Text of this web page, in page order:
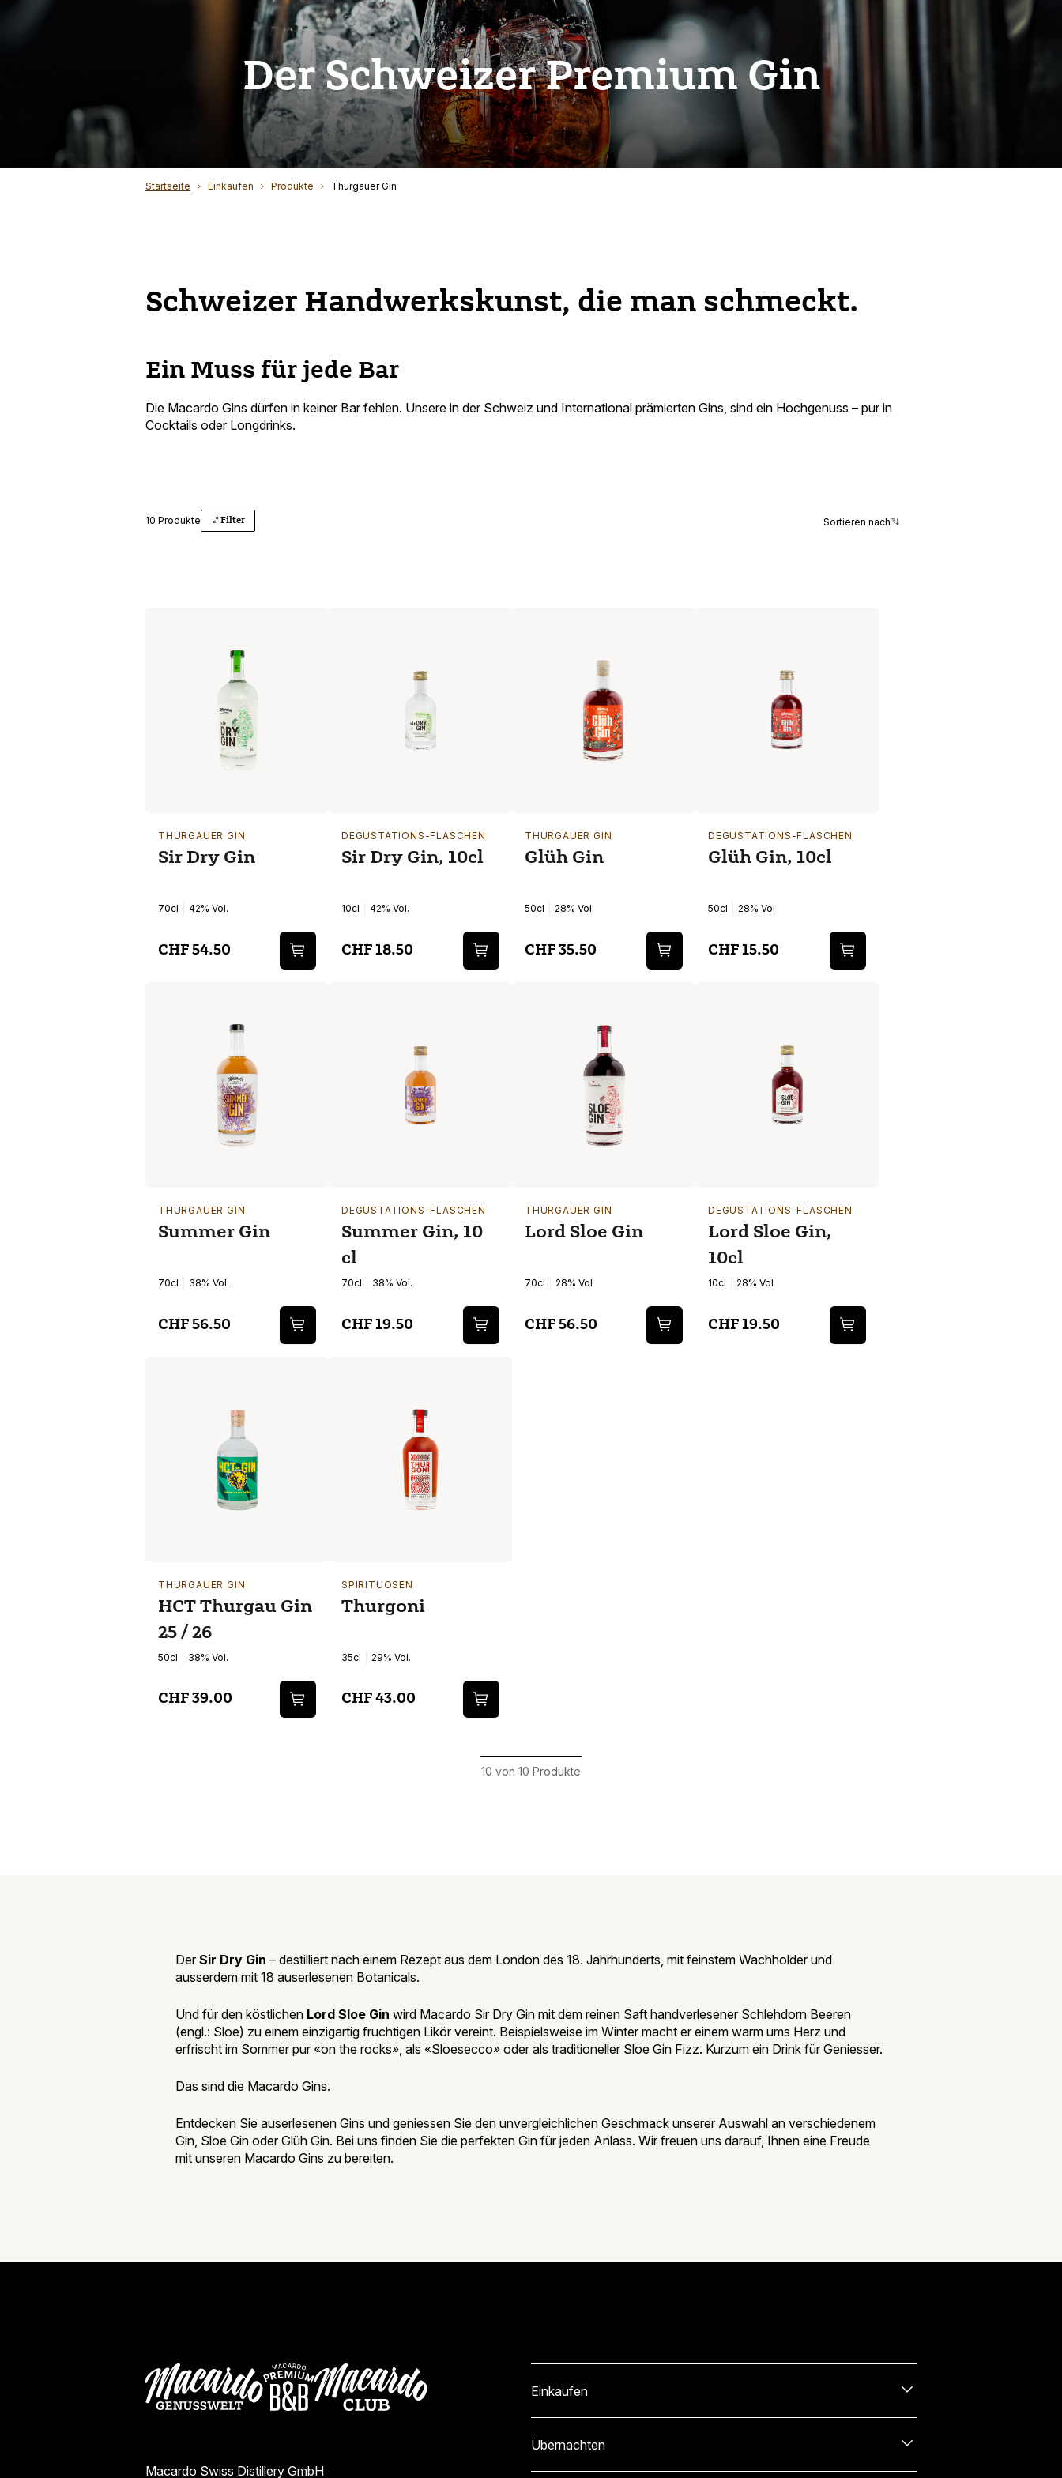
Der Schweizer Premium Gin
Startseite Einkaufen Produkte Thurgauer Gin
Schweizer Handwerkskunst, die man schmeckt.
Ein Muss für jede Bar
Die Macardo Gins dürfen in keiner Bar fehlen. Unsere in der Schweiz und International prämierten Gins, sind ein Hochgenuss – pur in
Cocktails oder Longdrinks.
10 Produkte Filter Sortieren nach
THURGAUER GIN
Sir Dry Gin
70cl 42% Vol.
CHF 54.50
DEGUSTATIONS-FLASCHEN
Sir Dry Gin, 10cl
10cl 42% Vol.
CHF 18.50
THURGAUER GIN
Glüh Gin
50cl 28% Vol
CHF 35.50
DEGUSTATIONS-FLASCHEN
Glüh Gin, 10cl
50cl 28% Vol
CHF 15.50
THURGAUER GIN
Summer Gin
70cl 38% Vol.
CHF 56.50
DEGUSTATIONS-FLASCHEN
Summer Gin, 10
cl
70cl 38% Vol.
CHF 19.50
THURGAUER GIN
Lord Sloe Gin
70cl 28% Vol
CHF 56.50
DEGUSTATIONS-FLASCHEN
Lord Sloe Gin,
10cl
10cl 28% Vol
CHF 19.50
THURGAUER GIN
HCT Thurgau Gin
25 / 26
50cl 38% Vol.
CHF 39.00
SPIRITUOSEN
Thurgoni
35cl 29% Vol.
CHF 43.00
10 von 10 Produkte
DerSir Dry Gin – destilliert nach einem Rezept aus dem London des 18. Jahrhunderts, mit feinstem Wachholder und
ausserdem mit 18 auserlesenen Botanicals.
Und für den köstlichen Lord Sloe Gin wird Macardo Sir Dry Gin mit dem reinen Saft handverlesener Schlehdorn Beeren
(engl.: Sloe) zu einem einzigartig fruchtigen Likör vereint. Beispielsweise im Winter macht er einem warm ums Herz und
erfrischt im Sommer pur «on the rocks», als «Sloesecco» oder als traditioneller Sloe Gin Fizz. Kurzum ein Drink für Geniesser.
Das sind die Macardo Gins.
Entdecken Sie auserlesenen Gins und geniessen Sie den unvergleichlichen Geschmack unserer Auswahl an verschiedenem
Gin, Sloe Gin oder Glüh Gin. Bei uns finden Sie die perfekten Gin für jeden Anlass. Wir freuen uns darauf, Ihnen eine Freude
mit unseren Macardo Gins zu bereiten.
Macardo Swiss DestilleryMacardo Premium B&B
Macardo Club
Macardo Swiss Distillery GmbH
Einkaufen
Übernachten